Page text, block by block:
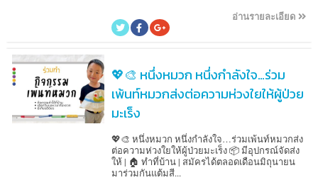
อ่านรายละเอียด
💖🎨 หนึ่งหมวก หนึ่งกำลังใจ…ร่วม
เพ้นท์หมวกส่งต่อความห่วงใยให้ผู้ป่วย
มะเร็ง
💖🎨 หนึ่งหมวก หนึ่งกำลังใจ…ร่วมเพ้นท์หมวกส่ง
ต่อความห่วงใยให้ผู้ป่วยมะเร็ง 📦 มีอุปกรณ์จัดส่ง
ให้ | 🏠 ทำที่บ้าน | สมัครได้ตลอดเดือนมิถุนายน
มาร่วมกันแต้มสี...